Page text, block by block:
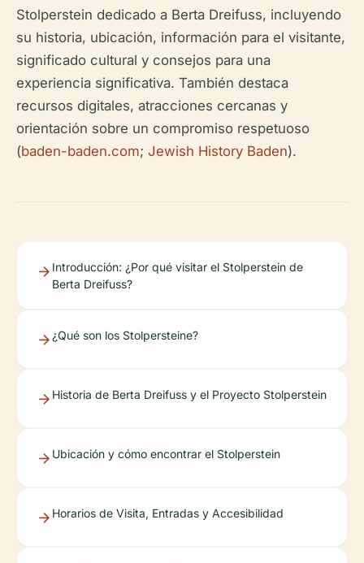
Stolperstein dedicado a Berta Dreifuss, incluyendo
su historia, ubicación, información para el visitante,
significado cultural y consejos para una
experiencia significativa. También destaca
recursos digitales, atracciones cercanas y
orientación sobre un compromiso respetuoso
(baden-baden.com; Jewish History Baden).
Introducción: ¿Por qué visitar el Stolperstein de
Berta Dreifuss?
¿Qué son los Stolpersteine?
Historia de Berta Dreifuss y el Proyecto Stolperstein
Ubicación y cómo encontrar el Stolperstein
Horarios de Visita, Entradas y Accesibilidad